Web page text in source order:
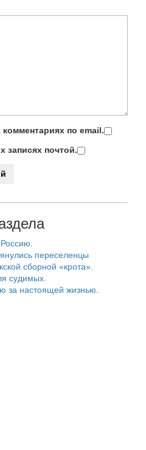
по email.
записях почтой.
переселенцы
сборной «крота».
судимых.
за настоящей жизнью.